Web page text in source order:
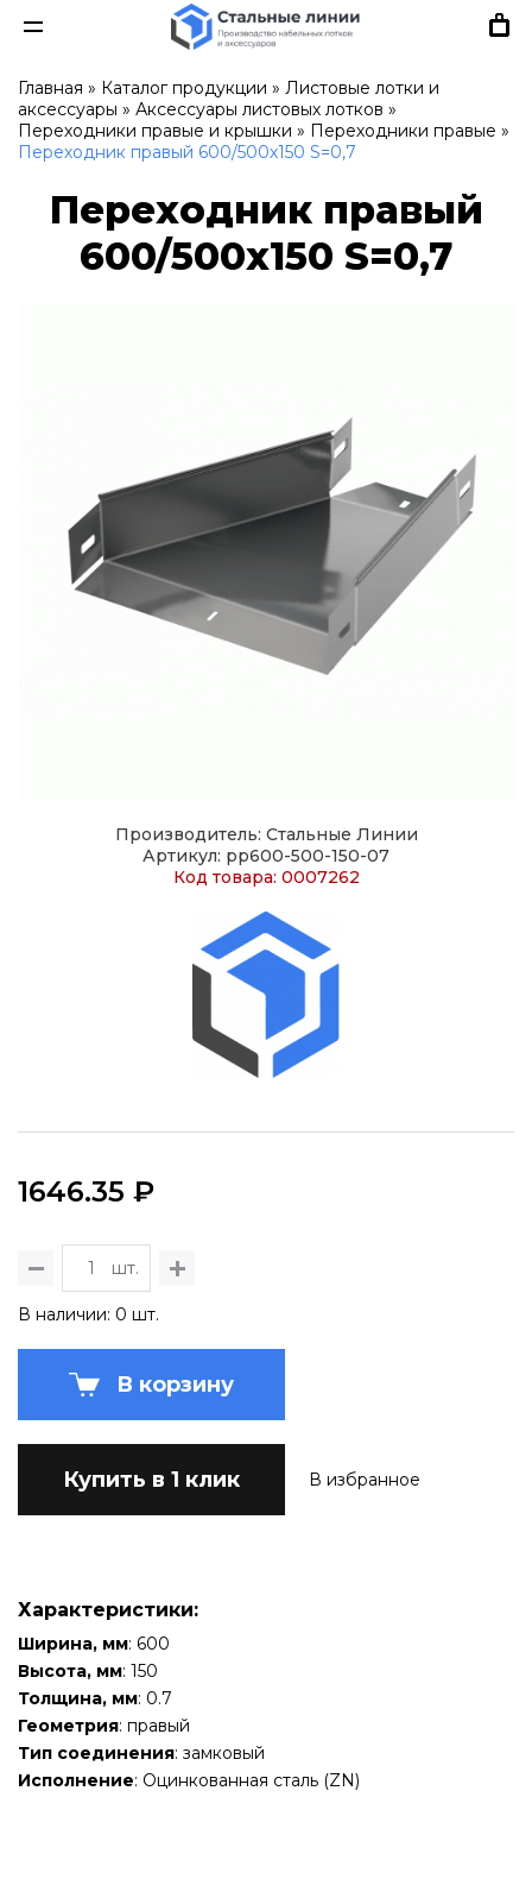
Главная » Каталог продукции » Листовые лотки и
аксессуары » Аксессуары листовых лотков »
Переходники правые и крышки » Переходники правые »
Переходник правый 600/500х150 S=0,7
Переходник правый
600/500х150 S=0,7
Производитель: Стальные Линии
Артикул: pp600-500-150-07
Код товара: 0007262
1646.35 ₽
шт.
В наличии: 0 шт.
В корзину
Купить в 1 клик В избранное
Характеристики:
Ширина, мм: 600
Высота, мм: 150
Толщина, мм: 0.7
Геометрия: правый
Тип соединения: замковый
Исполнение: Оцинкованная сталь (ZN)